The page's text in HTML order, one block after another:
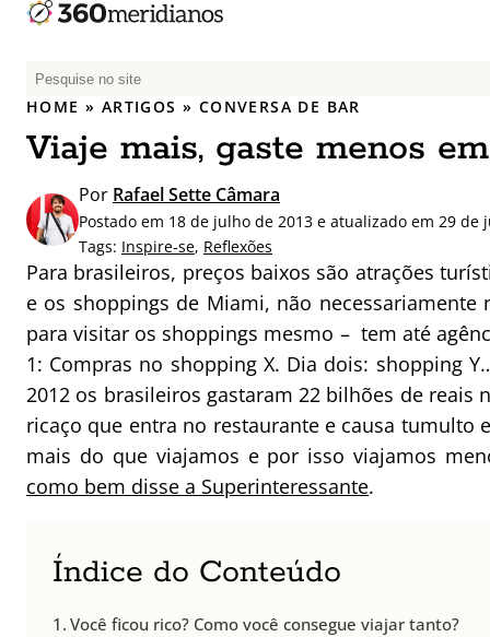
P
e
q
i
s
r
p
o
r
:
HOME » ARTIGOS » CONVERSA DE BAR
Viaje mais, gaste menos
Por Rafael Sette Câmara
Postado em 18 de julho de 2013 e atualizado em 29 de
Tags: Inspire-se, Reflexões
Para brasileiros, preços baixos são atrações
e os shoppings de Miami, não
para visitar os shoppings mesmo – tem até
1: Compras no shopping X. Dia dois: shopping
2012 os brasileiros gastaram 22 bilhões de reais
ricaço que entra no restaurante e causa
mais do que viajamos e por isso viajamos
como bem disse a Superinteressante.
Índice do Conteúdo
Você ficou rico? Como você consegue viajar tanto?